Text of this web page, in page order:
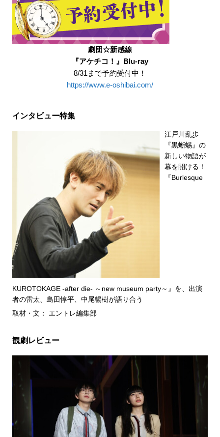
劇団☆新感線
『アケチコ！』Blu-ray
8/31まで予約受付中！
https://www.e-oshibai.com/
インタビュー特集
江戸川乱歩
『黒蜥蜴』の
新しい物語が
幕を開ける！
『Burlesque
KUROTOKAGE -after die- ～new museum party～』を、出演
者の雷太、島田惇平、中尾暢樹が語り合う
取材・文： エントレ編集部
観劇レビュー